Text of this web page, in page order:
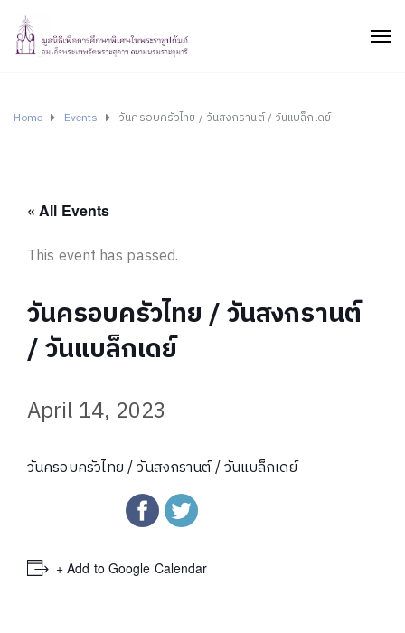
Home Events วันครอบครัวไทย / วันสงกรานต์ / วันแบล็กเดย์
« All Events
This event has passed.
วันครอบครัวไทย / วันสงกรานต์
/ วันแบล็กเดย์
April 14, 2023
วันครอบครัวไทย / วันสงกรานต์ / วันแบล็กเดย์
+ Add to Google Calendar